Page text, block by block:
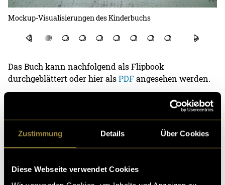
Zustimmung Details Über Cookies
Diese Webseite verwendet Cookies
Mockup-Visualisierungen des Kinderbuchs
Das Buch kann nachfolgend als Flipbook
durchgeblättert oder hier alsPDFangesehen werden.